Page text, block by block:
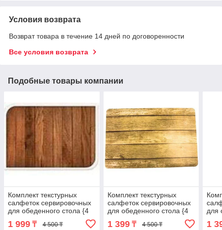
Условия возврата
Возврат товара в течение 14 дней по договоренности
Все условия возврата
Подобные товары компании
Комплект текстурных
салфеток сервировочных
для обеденного стола {4
шт.} (Сосна)
1 999 ₸ 4 500 ₸
Комплект текстурных
салфеток сервировочных
для обеденного стола {4
шт.} (Орех)
1 399₸ 4 500 ₸
для
1